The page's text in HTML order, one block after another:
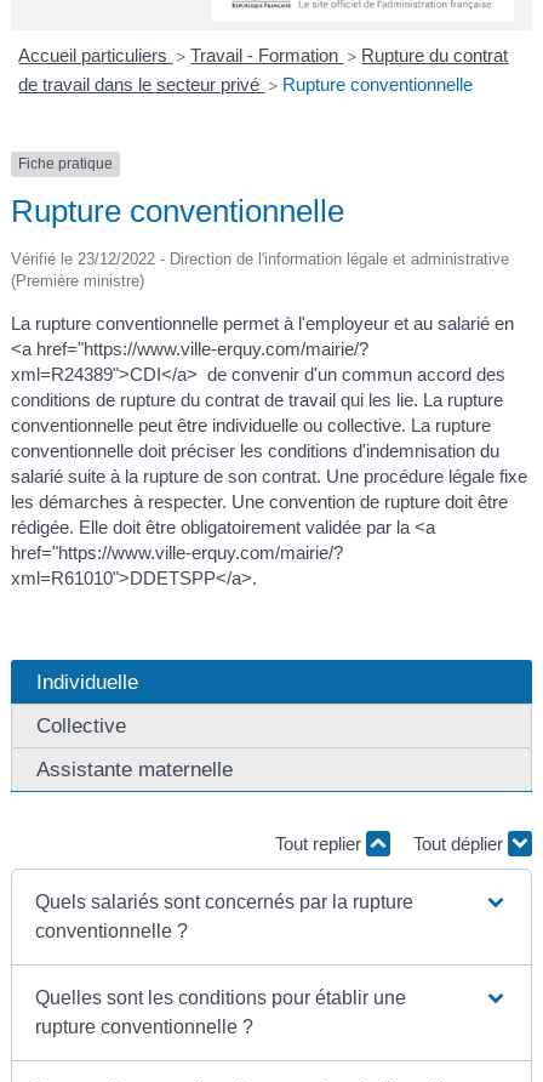
E
Accueil particuliers > Travail - Formation > Rupture du contrat
de travail dans le secteur privé > Rupture conventionnelle
Fiche pratique
Rupture conventionnelle
Vérifié le 23/12/2022 - Direction de l'information légale et administrative
(Première ministre)
La rupture conventionnelle permet à l'employeur et au salarié en
<a href="https://www.ville-erquy.com/mairie/?
xml=R24389">CDI</a> de convenir d'un commun accord des
conditions de rupture du contrat de travail qui les lie. La rupture
conventionnelle peut être individuelle ou collective. La rupture
conventionnelle doit préciser les conditions d'indemnisation du
salarié suite à la rupture de son contrat. Une procédure légale fixe
les démarches à respecter. Une convention de rupture doit être
rédigée. Elle doit être obligatoirement validée par la <a
href="https://www.ville-erquy.com/mairie/?
xml=R61010">DDETSPP</a>.
Individuelle
Collective
Assistante maternelle
Tout replier Tout déplier
Quels salariés sont concernés par la rupture
conventionnelle ?
Quelles sont les conditions pour établir une
rupture conventionnelle ?